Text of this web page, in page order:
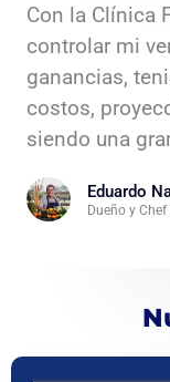
Con la Clínica
controlar mi
ganancias,
costos,
siendo una
Eduardo
Dueño y